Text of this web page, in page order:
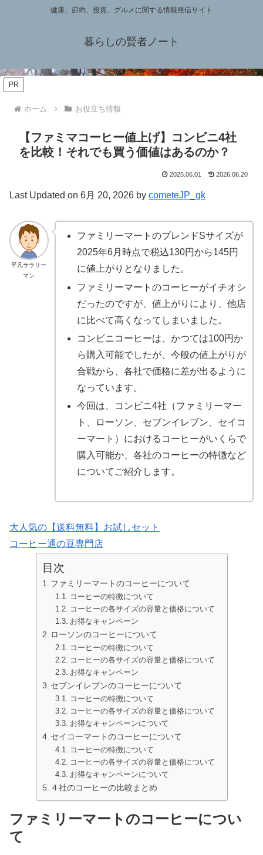
健康、節約、投資、グルメに関する情報発信サイト
暮らしの賢者ノート
PR
ホーム お役立ち情報
【ファミマコーヒー値上げ】コンビニ4社
を比較！それでも買う価値はあるのか？
2025.06.01 2026.06.20
Last Updated on 6月 20, 2026 by cometeJP_gk
平凡サラリー
マン
ファミリーマートのブレンドSサイズが
2025年6月時点で税込130円から145円
に値上がりとなりました。
ファミリーマートのコーヒーがイチオシ
だったのですが、値上がりにより、他店
に比べて高くなってしまいました。
コンビニコーヒーは、かつては100円か
ら購入可能でしたが、今般の値上がりが
合戦から、各社で価格に差が出るように
なっています。
今回は、コンビニ4社（ファミリーマー
ト、ローソン、セブンイレブン、セイコ
ーマート）におけるコーヒーがいくらで
購入可能か、各社のコーヒーの特徴など
についてご紹介します。
大人気の【送料無料】お試しセット
コーヒー通の豆専門店
目次
ファミリーマートのコーヒーについて
コーヒーの特徴について
コーヒーの各サイズの容量と価格について
お得なキャンペーン
ローソンのコーヒーについて
コーヒーの特徴について
コーヒーの各サイズの容量と価格について
お得なキャンペーン
セブンイレブンのコーヒーについて
コーヒーの特徴について
コーヒーの各サイズの容量と価格について
お得なキャンペーンについて
セイコーマートのコーヒーについて
コーヒーの特徴について
コーヒーの各サイズの容量と価格について
お得なキャンペーンについて
４社のコーヒーの比較まとめ
ファミリーマートのコーヒーについ
て